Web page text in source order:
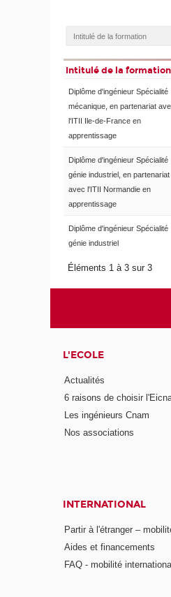
Intitulé de la formation
Diplôme d'ingénieur Spécialité
mécanique, en partenariat
l'ITII Ile-de-France en
apprentissage
Diplôme d'ingénieur Spécialité
génie industriel, en partenariat
avec l'ITII Normandie en
apprentissage
Diplôme d'ingénieur Spécialité
génie industriel
Éléments 1 à 3 sur 3
L'ECOLE
Actualités
6 raisons de choisir
Les ingénieurs Cnam
Nos associations
INTERNATIONAL
Partir à l'étranger –
Aides et financements
FAQ - mobilité